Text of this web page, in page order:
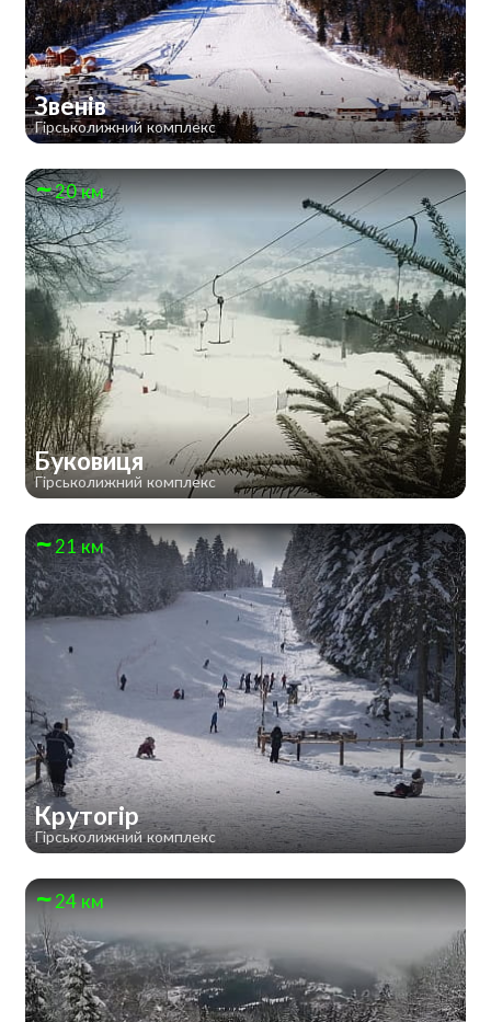
Звенів
Гірськолижний комплекс
20 км
Буковиця
Гірськолижний комплекс
21 км
Крутогір
Гірськолижний комплекс
24 км